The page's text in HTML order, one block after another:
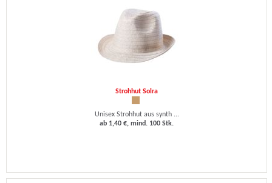
Strohhut Solra
Unisex Strohhut aus synth ...
ab 1,40 €, mind. 100 Stk.